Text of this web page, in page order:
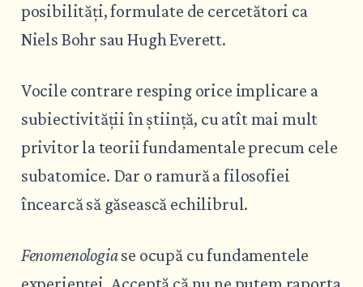
posibilități, formulate de cercetători ca
Niels Bohr sau Hugh Everett.
Vocile contrare resping orice implicare a
subiectivității în știință, cu atît mai mult
privitor la teorii fundamentale precum cele
subatomice. Dar o ramură a filosofiei
încearcă să găsească echilibrul.
Fenomenologiase ocupă cu fundamentele